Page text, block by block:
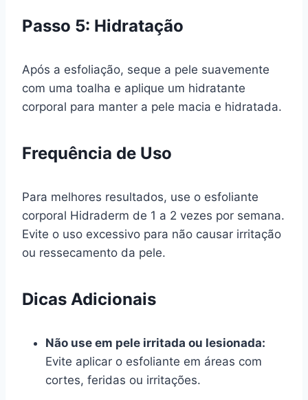
Passo 5: Hidratação
Após a esfoliação, seque a pele suavemente
com uma toalha e aplique um hidratante
corporal para manter a pele macia e hidratada.
Frequência de Uso
Para melhores resultados, use o esfoliante
corporal Hidraderm de 1 a 2 vezes por semana.
Evite o uso excessivo para não causar irritação
ou ressecamento da pele.
Dicas Adicionais
Não use em pele irritada ou lesionada:
Evite aplicar o esfoliante em áreas com
cortes, feridas ou irritações.